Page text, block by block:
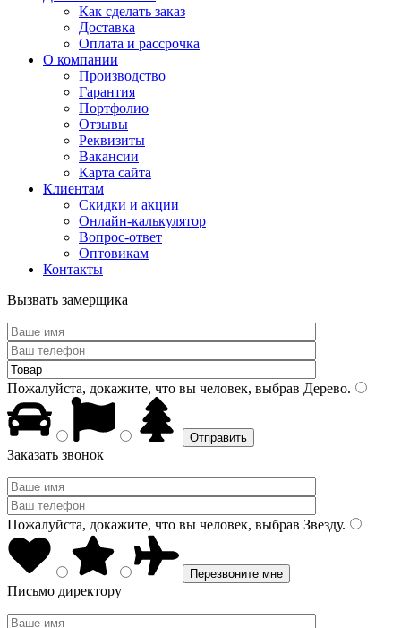
Как сделать заказ
Доставка
Оплата и рассрочка
О компании
Производство
Гарантия
Портфолио
Отзывы
Реквизиты
Вакансии
Карта сайта
Клиентам
Скидки и акции
Онлайн-калькулятор
Вопрос-ответ
Оптовикам
Контакты
Вызвать замерщика
Пожалуйста, докажите, что вы человек, выбрав Дерево.
Заказать звонок
Пожалуйста, докажите, что вы человек, выбрав Звезду.
Письмо директору